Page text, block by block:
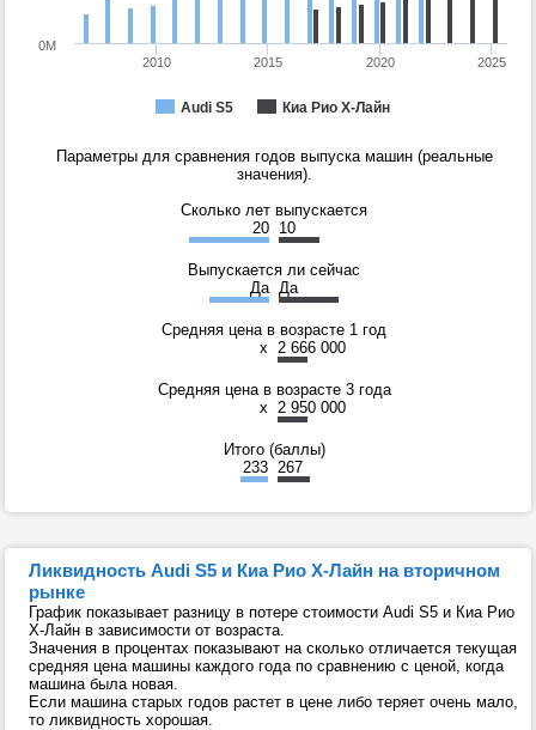
Audi S5 Киа Рио Х-Лайн
2010 2015 2020 2025
0M
Параметры для сравнения годов выпуска машин (реальные
значения).
Сколько лет выпускается
20 10
Выпускается ли сейчас
Да Да
Средняя цена в возрасте 1 год
x
2 666 000
Средняя цена в возрасте 3 года
x
2 950 000
Итого (баллы)
233 267
Ликвидность Audi S5 и Киа Рио Х-Лайн на вторичном
рынке
График показывает разницу в потере стоимости Audi S5 и Киа Рио
Х-Лайн в зависимости от возраста.
Значения в процентах показывают на сколько отличается текущая
средняя цена машины каждого года по сравнению с ценой, когда
машина была новая.
Если машина старых годов растет в цене либо теряет очень мало,
то ликвидность хорошая.